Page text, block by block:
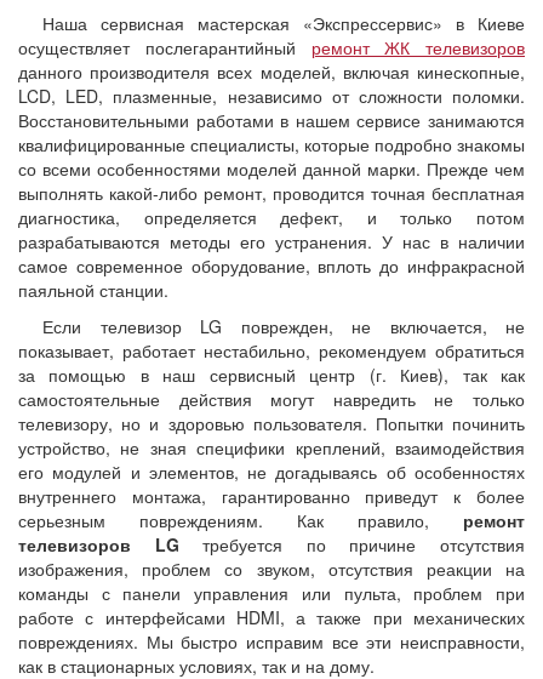
Наша сервисная мастерская «Экспрессервис» в Киеве
осуществляет послегарантийный ремонт ЖК телевизоров
данного производителя всех моделей, включая кинескопные,
LCD, LED, плазменные, независимо от сложности поломки.
Восстановительными работами в нашем сервисе занимаются
квалифицированные специалисты, которые подробно знакомы
со всеми особенностями моделей данной марки. Прежде чем
выполнять какой-либо ремонт, проводится точная бесплатная
диагностика, определяется дефект, и только потом
разрабатываются методы его устранения. У нас в наличии
самое современное оборудование, вплоть до инфракрасной
паяльной станции.
Если телевизор LG поврежден, не включается, не
показывает, работает нестабильно, рекомендуем обратиться
за помощью в наш сервисный центр (г. Киев), так как
самостоятельные действия могут навредить не только
телевизору, но и здоровью пользователя. Попытки починить
устройство, не зная специфики креплений, взаимодействия
его модулей и элементов, не догадываясь об особенностях
внутреннего монтажа, гарантированно приведут к более
серьезным повреждениям. Как правило, ремонт
телевизоров LG требуется по причине отсутствия
изображения, проблем со звуком, отсутствия реакции на
команды с панели управления или пульта, проблем при
работе с интерфейсами HDMI, а также при механических
повреждениях. Мы быстро исправим все эти неисправности,
как в стационарных условиях, так и на дому.